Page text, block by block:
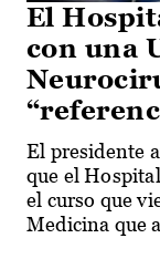
El
con una
El presidente
que el
el curso que
Medicina que